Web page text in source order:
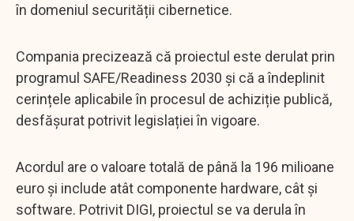
în domeniul securității cibernetice.
Compania precizează că proiectul este derulat prin
programul SAFE/Readiness 2030 și că a îndeplinit
cerințele aplicabile în procesul de achiziție publică,
desfășurat potrivit legislației în vigoare.
Acordul are o valoare totală de până la 196 milioane
euro și include atât componente hardware, cât și
software. Potrivit DIGI, proiectul se va derula în